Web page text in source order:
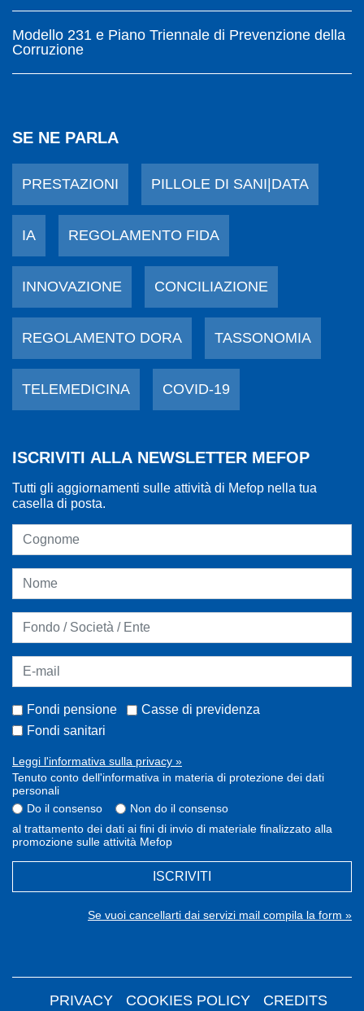
Modello 231 e Piano Triennale di Prevenzione della
Corruzione
SE NE PARLA
PRESTAZIONI PILLOLE DI SANI|DATA
IA REGOLAMENTO FIDA
INNOVAZIONE CONCILIAZIONE
REGOLAMENTO DORA TASSONOMIA
TELEMEDICINA COVID-19
ISCRIVITI ALLA NEWSLETTER MEFOP
Tutti gli aggiornamenti sulle attività di Mefop nella tua
casella di posta.
Fondi pensione
Casse di previdenza
Fondi sanitari
Leggi l'informativa sulla privacy »
Tenuto conto dell'informativa in materia di protezione dei dati
personali
Do il consenso
Non do il consenso
al trattamento dei dati ai fini di invio di materiale finalizzato alla
promozione sulle attività Mefop
ISCRIVITI
Se vuoi cancellarti dai servizi mail compila la form »
PRIVACY COOKIES POLICY CREDITS